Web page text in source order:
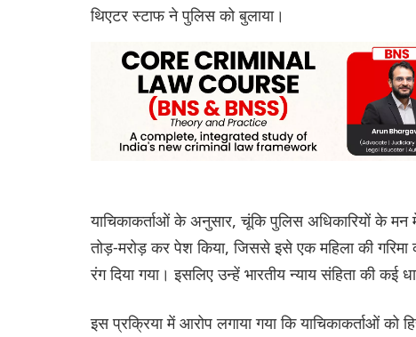
थिएटर स्टाफ ने पुलिस को बुलाया।
याचिकाकर्ताओं के अनुसार, चूंकि पुलिस अधिकारियों के
तोड़-मरोड़ कर पेश किया, जिससे इसे एक महिला की
रंग दिया गया। इसलिए उन्हें भारतीय न्याय संहिता की कई
इस प्रक्रिया में आरोप लगाया गया कि याचिकाकर्ताओं को